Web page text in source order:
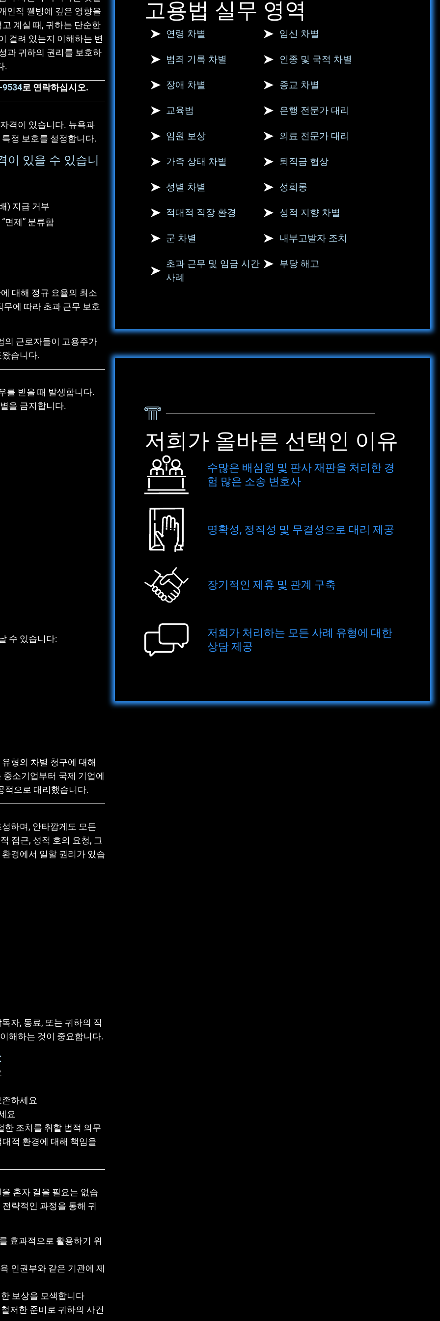
인적 웰빙에 깊은 영향을
계실 때, 귀하는 단순한
걸려 있는지 이해하는 변
과 귀하의 권리를 보호하
.
9534로 연락하십시오.
격이 있습니다. 뉴욕과
정 보호를 설정합니다.
이 있을 수 있습니
) 지급 거부
면제” 분류함
대해 정규 요율의 최소
에 따라 초과 근무 보호
의 근로자들이 고용주가
습니다.
를 받을 때 발생합니다.
을 금지합니다.
수 있습니다:
형의 차별 청구에 대해
소기업부터 국제 기업에
적으로 대리했습니다.
하며, 안타깝게도 모든
접근, 성적 호의 요청, 그
경에서 일할 권리가 있습
자, 동료, 또는 귀하의 직
해하는 것이 중요합니다.
하세요
요
한 조치를 취할 법적 의무
적 환경에 대해 책임을
혼자 걸을 필요는 없습
략적인 과정을 통해 귀
효과적으로 활용하기 위
인권부와 같은 기관에 제
보상을 모색합니다
저한 준비로 귀하의 사건
고용법 실무 영역
연령 차별
범죄 기록 차별
장애 차별
교육법
임원 보상
가족 상태 차별
성별 차별
적대적 직장 환경
군 차별
초과 근무 및 임금 시간
사례
임신 차별
인종 및 국적 차별
종교 차별
은행 전문가 대리
의료 전문가 대리
퇴직금 협상
성희롱
성적 지향 차별
내부고발자 조치
부당 해고
저희가 올바른 선택인 이유
수많은 배심원 및 판사 재판을 처리한 경
험 많은 소송 변호사
명확성, 정직성 및 무결성으로 대리 제공
장기적인 제휴 및 관계 구축
저희가 처리하는 모든 사례 유형에 대한
상담 제공